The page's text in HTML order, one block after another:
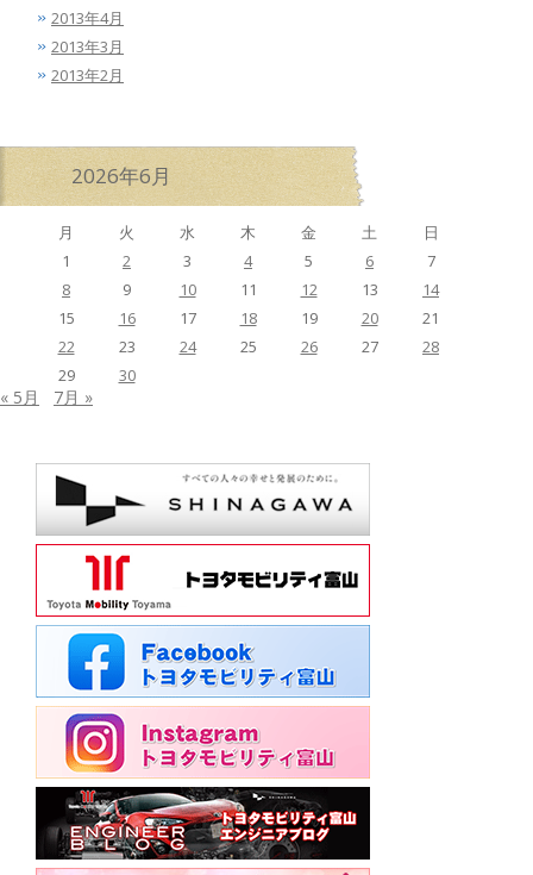
2013年4月
2013年3月
2013年2月
2026年6月
月 火 水 木 金 土
日
1
2 3 4 5 6
7
8
9 10 11 12 13
14
15
16 17 18 19 20
21
22
23 24 25 26 27
28
29
30
« 5月 7月 »